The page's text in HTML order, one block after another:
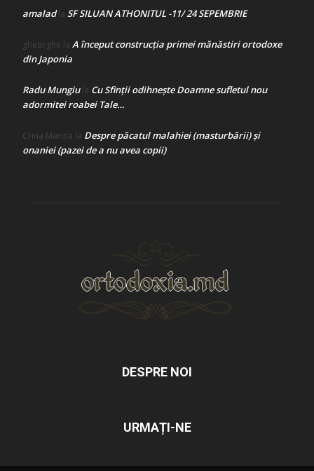
amaladla SF SILUAN ATHONITUL -11/ 24 SEPEMBRIE
gheorghe la A început construcţia primei mănăstiri ortodoxe
din Japonia
Radu Mungiula Cu Sfinții odihnește Doamne sufletul nou
adormitei roabei Tale…
Crina Marina la Despre păcatul malahiei (masturbării) şi
onaniei (pazei de a nu avea copii)
DESPRE NOI
URMAȚI-NE